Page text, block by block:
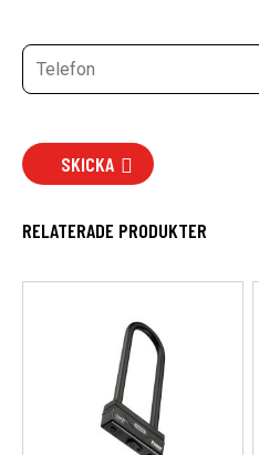
SKICKA
RELATERADE PRODUKTER